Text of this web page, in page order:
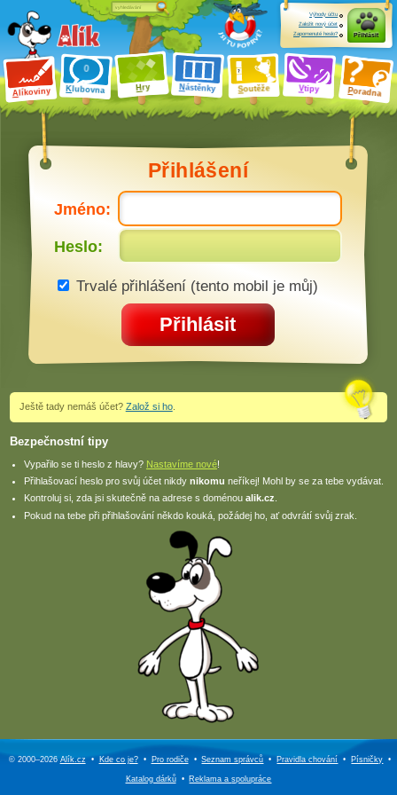
Alíkoviny Klubovna Hry Nástěnky Soutěže Vtipy Poradna
Výhody účtu
Založit nový účet
Zapomenuté heslo?
Přihlásit
Přihlášení
Jméno:
Heslo:
Trvalé přihlášení (tento mobil je můj)
Přihlásit
Ještě tady nemáš účet? Založ si ho.
Bezpečnostní tipy
Vypařilo se ti heslo z hlavy? Nastavíme nové!
Přihlašovací heslo pro svůj účet nikdy nikomu neříkej! Mohl by se za tebe vydávat.
Kontroluj si, zda jsi skutečně na adrese s doménou alik.cz
Pokud na tebe při přihlašování někdo kouká, požádej ho, ať odvrátí svůj zrak.
© 2000–2026Alík.cz • Kde co je? • Pro rodiče • Seznam správců • Pravidla chování • Písničky •
Katalog dárků • Reklama aspolupráce